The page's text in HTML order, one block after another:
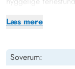
Læs mere
Udover at være
lidt. At have disse
Soverum: